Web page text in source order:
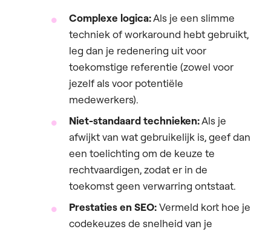
Complexe logica:Als je een slimme
techniek of workaround hebt gebruikt,
leg dan je redenering uit voor
toekomstige referentie (zowel voor
jezelf als voor potentiële
medewerkers).
Niet-standaard technieken:Als je
afwijkt van wat gebruikelijk is, geef dan
een toelichting om de keuze te
rechtvaardigen, zodat er in de
toekomst geen verwarring ontstaat.
Prestaties en SEO:Vermeld kort hoe je
codekeuzes de snelheid van je